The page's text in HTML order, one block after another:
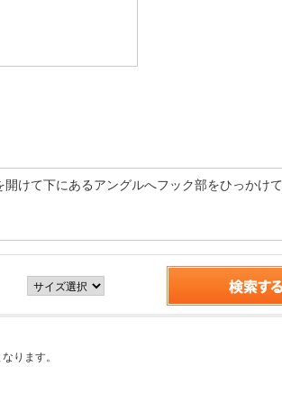
けて下にあるアングルへフック部をひっかけ
ります。